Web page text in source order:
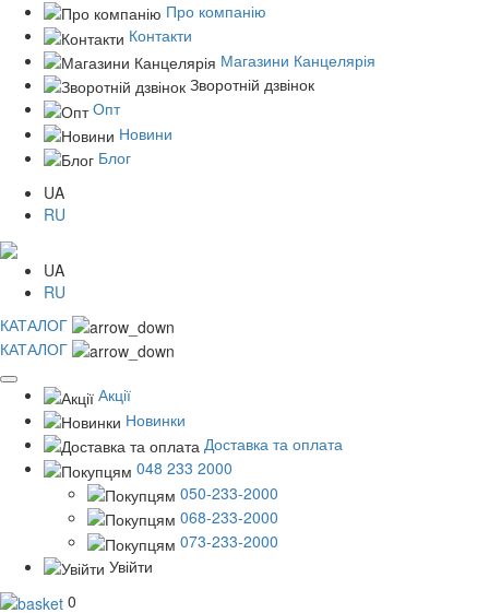
Про компанію
Контакти
Магазини Канцелярія
Зворотній дзвінок
Опт
Новини
Блог
UA
RU
UA
RU
КАТАЛОГ
КАТАЛОГ
Акції
Новинки
Доставка та оплата
048 233 2000
050-233-2000
068-233-2000
073-233-2000
Увійти
0